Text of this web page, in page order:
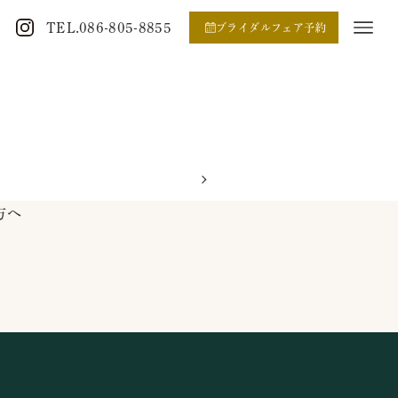
TEL.086-805-8855 ブライダルフェア予約
へ